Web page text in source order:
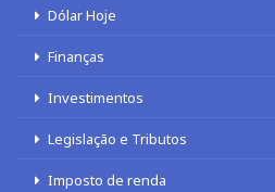
Dólar Hoje
Finanças
Investimentos
Legislação e Tributos
Imposto de renda